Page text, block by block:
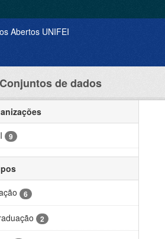
Conjuntos de dados
9
6
2